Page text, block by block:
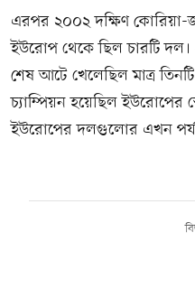
এরপর ২০০২ দক্ষিণ কোরিয়া-
ইউরোপ থেকে ছিল চারটি দল।
শেষ আটে খেলেছিল মাত্র
চ্যাম্পিয়ন হয়েছিল ইউরোপের
ইউরোপের দলগুলোর এখন